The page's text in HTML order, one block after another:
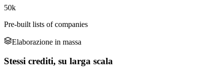
50k
Pre-built lists of companies
Elaborazione in massa
Stessi crediti, su larga scala